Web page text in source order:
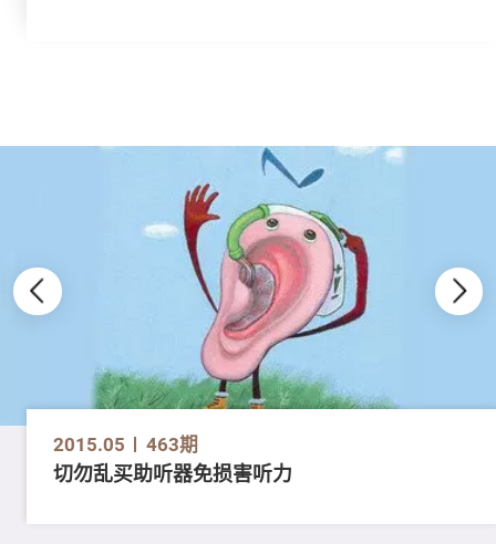
2015.05 463期
切勿乱买助听器免损害听力